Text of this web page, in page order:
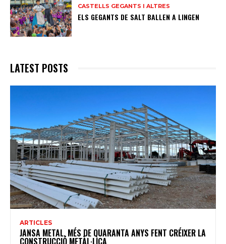
CASTELLS GEGANTS I ALTRES
ELS GEGANTS DE SALT BALLEN A LINGEN
LATEST POSTS
ARTICLES
JANSA METAL, MÉS DE QUARANTA ANYS FENT CRÉIXER LA
CONSTRUCCIÓ METÀL·LICA